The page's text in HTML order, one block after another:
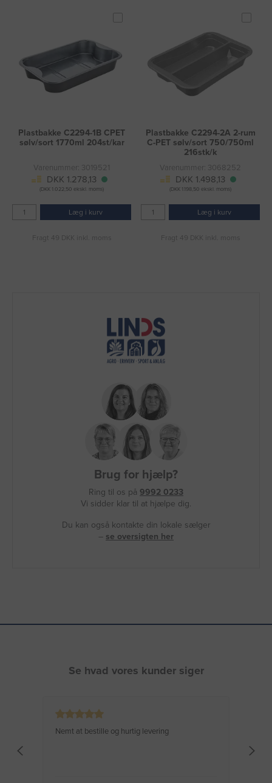
Plastbakke C2294-1B CPET
sølv/sort 1770ml 204st/kar
Varenummer: 3019521
DKK 1.278,13
(DKK 1.022,50 ekskl. moms)
Læg i kurv
Fragt 49 DKK inkl. moms
Plastbakke C2294-2A 2-rum
C-PET sølv/sort 750/750ml
216stk/k
Varenummer: 3068252
DKK 1.498,13
(DKK 1.198,50 ekskl. moms)
Læg i kurv
Fragt 49 DKK inkl. moms
Brug for hjælp?
Ring til os på 9992 0233
Vi sidder klar til at hjælpe dig.
Du kan også kontakte din lokale sælger
– se oversigten her
Se hvad vores kunder siger
Nemt at bestille og hurtig levering